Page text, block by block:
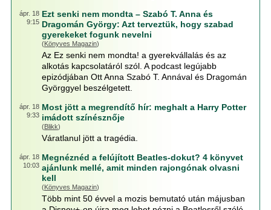
ápr. 18
9:15
Ezt senki nem mondta – Szabó T. Anna és
Dragomán György: Azt terveztük, hogy szabad
gyerekeket fogunk nevelni
(Könyves Magazin)
Az Ez senki nem mondta! a gyerekvállalás és az
alkotás kapcsolatáról szól. A podcast legújabb
epizódjában Ott Anna Szabó T. Annával és Dragomán
Györggyel beszélgetett.
ápr. 18
9:33
Most jött a megrendítő hír: meghalt a Harry Potter
imádott színésznője
(Blikk)
Váratlanul jött a tragédia.
ápr. 18
10:03
Megnéznéd a felújított Beatles-dokut? 4 könyvet
ajánlunk mellé, amit minden rajongónak olvasni
kell
(Könyves Magazin)
Több mint 50 évvel a mozis bemutató után májusban